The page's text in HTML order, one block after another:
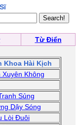
Từ Điển
Khoa Hài Kịch
Xuyên Không
Sủng
Dậy Sóng
Lòi Đuôi